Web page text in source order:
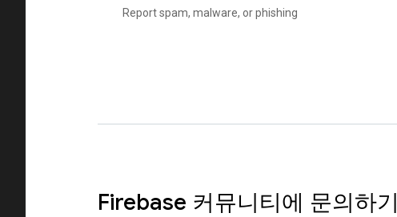
Report spam, malware, or phishing
Firebase 커뮤니티에 문의하기